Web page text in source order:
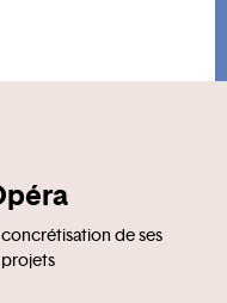
de ses
projets